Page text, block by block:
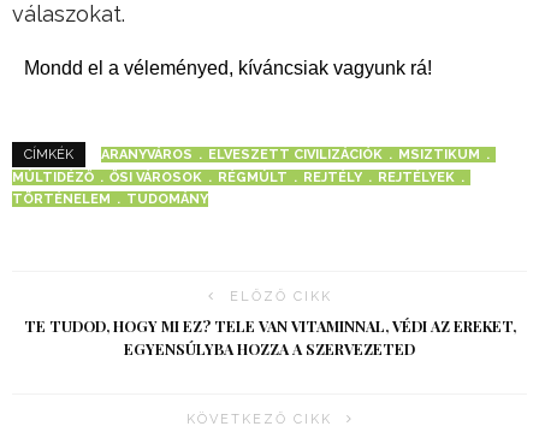
válaszokat.
Mondd el a véleményed, kíváncsiak vagyunk rá!
CÍMKÉK ARANYVÁROS ELVESZETT CIVILIZÁCIÓK
MSIZTIKUM
MÚLTIDÉZŐ
ŐSI VÁROSOK RÉGMÚLT REJTÉLY
REJTÉLYEK
TÖRTÉNELEM
TUDOMÁNY
ELŐZŐ CIKK
TE TUDOD, HOGY MI EZ? TELE VAN VITAMINNAL, VÉDI AZ EREKET,
EGYENSÚLYBA HOZZA A SZERVEZETED
KÖVETKEZŐ CIKK